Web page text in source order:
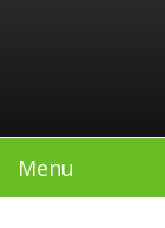
Menu